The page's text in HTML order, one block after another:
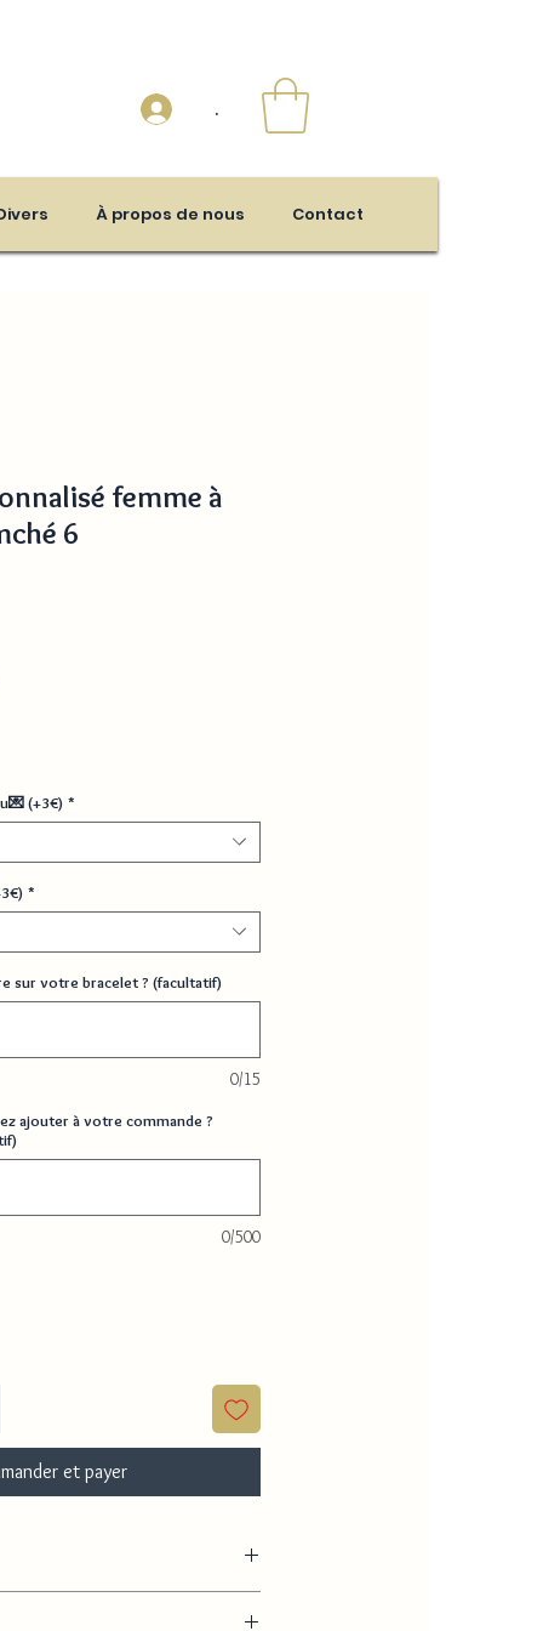
.
À propos de nous Contact
femme à
6
(+3€) *
*
sur votre bracelet ? (facultatif)
0/15
ajouter à votre commande ?
0/500
et payer